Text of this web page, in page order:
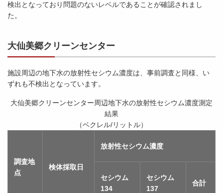
検出となっており問題のないレベルであることが確認されまし
た。
大仙美郷クリーンセンター
施設周辺の地下水の放射性セシウム濃度は、事前調査と同様、い
ずれも不検出となっています。
大仙美郷クリーンセンター周辺地下水の放射性セシウム濃度測定
結果
（ベクレル/リットル）
調査地
点
検体採取日
放射性セシウム濃度
セシウム
134
セシウム
137
合計